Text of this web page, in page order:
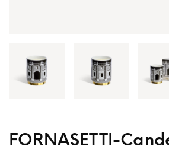
FORNASETTI-